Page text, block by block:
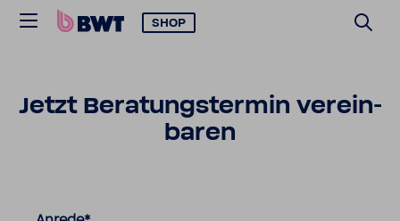
SHOP
Jetzt Bera­tungs­termin verein­
baren